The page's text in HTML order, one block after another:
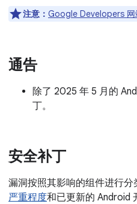
注意： Google Developers 网
通告
除了 2025 年 5 月的
丁。
安全补丁
漏洞按照其影响的组件进行
严重程度和已更新的 Android